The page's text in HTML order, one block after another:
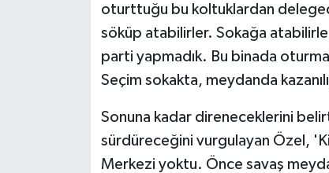
oturttuğu bu koltuklardan
söküp atabilirler. Sokağa
parti yapmadık. Bu binada
Seçim sokakta, meydanda
Sonuna kadar direneceklerini
sürdüreceğini vurgulayan Özel,
Merkezi yoktu. Önce savaş